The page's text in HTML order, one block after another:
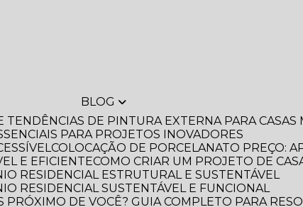
BLOG
TENDÊNCIAS DE PINTURA EXTERNA PARA CASAS
PARA PROJETOS INOVADORES
COLOCAÇÃO DE PORCELANATO PREÇO:
E EFICIENTE COMO CRIAR UM PROJETO DE
RESIDENCIAL ESTRUTURAL E SUSTENTÁVEL
RESIDENCIAL SUSTENTÁVEL E FUNCIONAL